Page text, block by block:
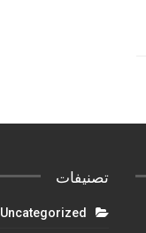
تصنيفات
Uncategorized